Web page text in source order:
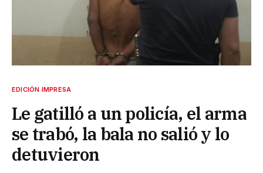
EDICIÓN IMPRESA
Le gatilló a un policía, el arma
se trabó, la bala no salió y lo
detuvieron